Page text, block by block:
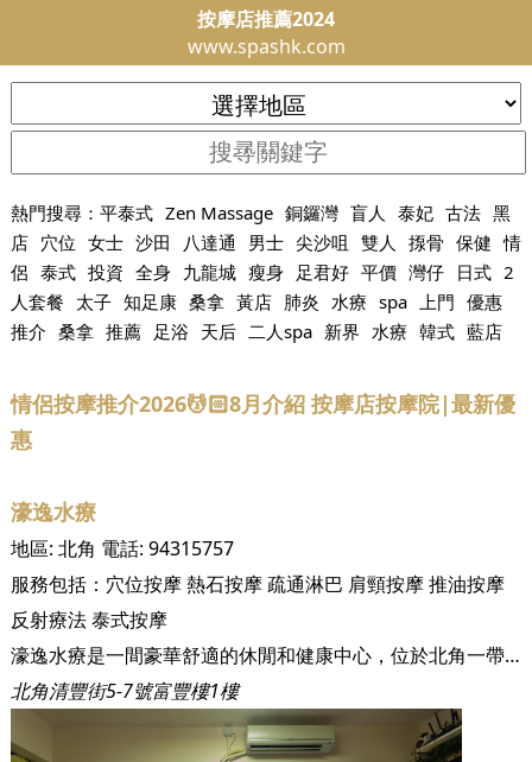
按摩店推薦2024
www.spashk.com
熱門搜尋： 平泰式 Zen Massage 銅鑼灣 盲人 泰妃 古法 黑
店 穴位 女士 沙田 八達通 男士 尖沙咀 雙人 揼骨 保健 情
侶 泰式 投資 全身 九龍城 瘦身 足君好 平價 灣仔 日式 2
人套餐 太子 知足康 桑拿 黃店 肺炎 水療 spa 上門 優惠
推介 桑拿 推薦 足浴 天后 二人spa 新界 水療 韓式 藍店
情侶按摩推介2026💆🏻8月介紹 按摩店按摩院|最新優
惠
濠逸水療
地區: 北角 電話: 94315757
服務包括： 穴位按摩熱石按摩疏通淋巴 肩頸按摩推油按摩
反射療法泰式按摩
濠逸水療是一間豪華舒適的休閒和健康中心，位於北角一帶，方便到達。
北角清豐街5-7號富豐樓1樓